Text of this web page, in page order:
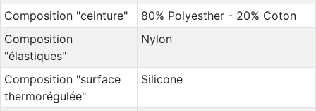
Composition "ceinture"
80% Polyesther - 20% Coton
Composition
"élastiques"
Nylon
Composition "surface
thermorégulée"
Silicone